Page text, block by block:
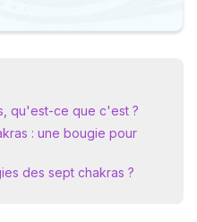
qu'est-ce que c'est ?
: une bougie pour
des sept chakras ?